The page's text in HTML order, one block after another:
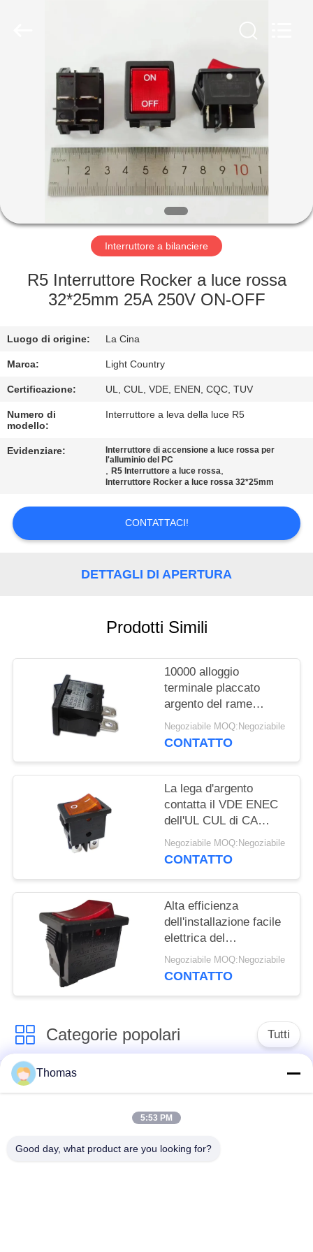
PRODOTTI
VIDEO
MOSTRA
VR
CIRCA
GIRO
DELLA
FABBRICA
CONTROLLO
DI
CONTATTICI
PRIVACY
POLICY
Interruttore a bilanciere
R5 Interruttore Rocker a luce rossa
32*25mm 25A 250V ON-OFF
Luogo di origine: La Cina
Marca: Light Country
Certificazione: UL, CUL, VDE, ENEN, CQC, TUV
Numero di
modello:
Interruttore a leva della luce R5
Evidenziare:
Interruttore di accensione a luce rossa per
l'alluminio del PC
,R5 Interruttore a luce rossa,
Interruttore Rocker a luce rossa 32*25mm
CONTATTACI!
DETTAGLI DI APERTURA
Prodotti Simili
10000 alloggio
terminale placcato
argento del rame
PA66/PC
dell'interruttore a leva
Negoziabile MOQ:Negoziabile
CONTATTO
La lega d'argento
contatta il VDE ENEC
dell'UL CUL di CA
dell'interruttore a leva
R19-6 12A/21A 125V
Negoziabile MOQ:Negoziabile
CONTATTO
Alta efficienza
dell'installazione facile
elettrica del
commutatore R19-5
dell'attuatore
Negoziabile MOQ:Negoziabile
CONTATTO
Categorie popolari Tutti
termostato ksd301
automatico di
risistemazione
Termostato del
commutatore termico
Thomas
5:53 PM
Good day, what product are you looking for?